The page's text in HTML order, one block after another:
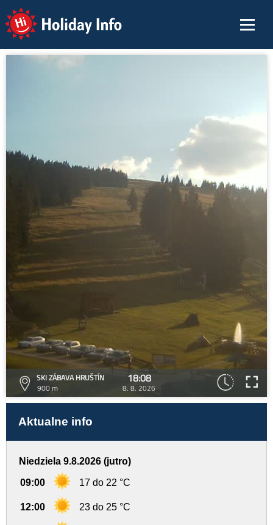
Holiday Info
SKI ZÁBAVA HRUŠTÍN
900 m
18:08
8. 8. 2026
Aktualne info
Niedziela 9.8.2026 (jutro)
09:00 17 do 22 °C
12:00 23 do 25 °C